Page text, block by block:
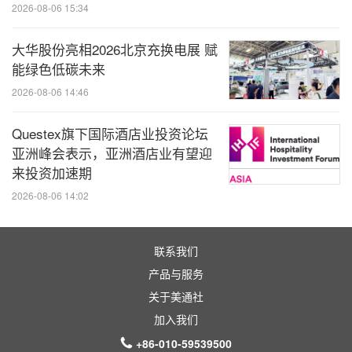
2026-08-06 15:34
大华股份亮相2026北京充换电展 赋
能绿色低碳未来
2026-08-06 14:46
Questex旗下国际酒店业投资论坛
亚洲峰会表示，亚洲酒店业有望迎
来投资加速期
2026-08-06 14:02
联系我们
产品与服务
关于美通社
加入我们
+86-010-59539500